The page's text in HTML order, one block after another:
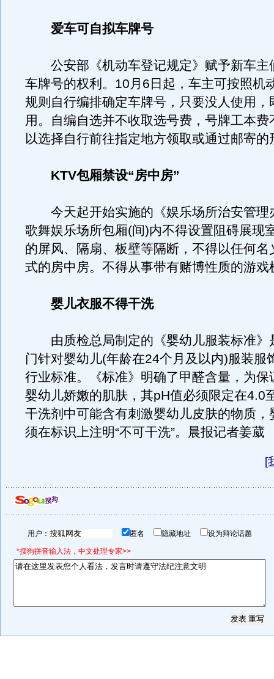
爱车可自拟车牌号
公安部《机动车登记规定》赋予新车主
车牌号的权利。10月6日起，车主可按照机
规则自行编排确定车牌号，只要没人使用，
用。自编自选并不收取选号费，号牌工本费
以选择自行前往指定地方领取或通过邮寄的
KTV包厢禁设“房中房”
今天起开始实施的《娱乐场所治安管理
歌舞娱乐场所包厢(间)内不得设置阻碍展现
的屏风、隔扇、板壁等隔断，不得以任何名
式的房中房。不得从事带有赌博性质的游戏
婴儿衣服不得干洗
由质检总局制定的《婴幼儿服装标准》
门针对婴幼儿(年龄在24个月及以内)服装服
行业标准。《标准》明确了甲醛含量，为保
婴幼儿娇嫩的肌肤，其pH值必须限定在4.0
干洗剂中可能含有刺激婴幼儿皮肤的物质，
须在标识上注明“不可干洗”。晨报记者姜葳
[
用户： 匿名 隐藏地址 设为辩论话题
*搜狗拼音输入法，中文处理专家>>